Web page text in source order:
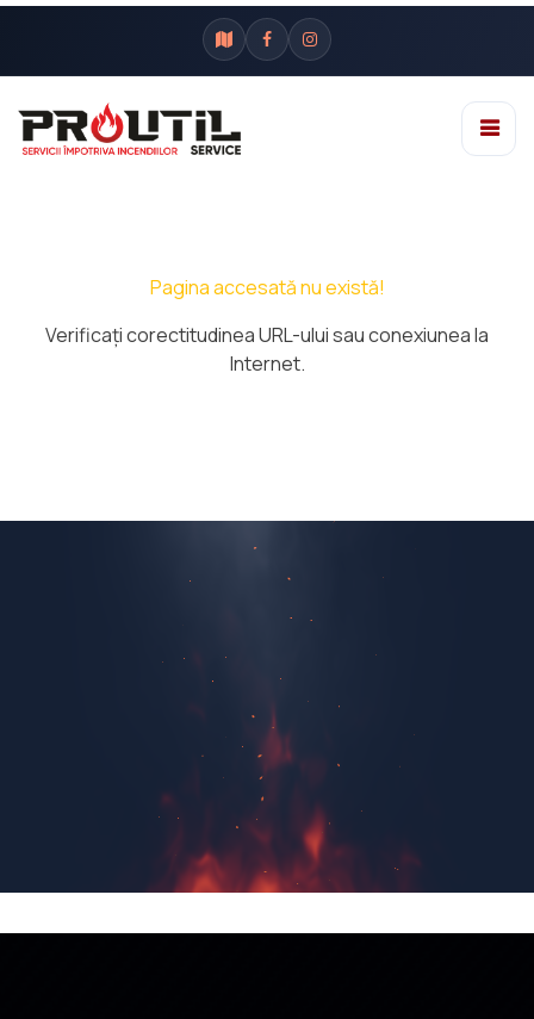
Pagina accesată nu există!
Verificaţi corectitudinea URL-ului sau conexiunea la
Internet.